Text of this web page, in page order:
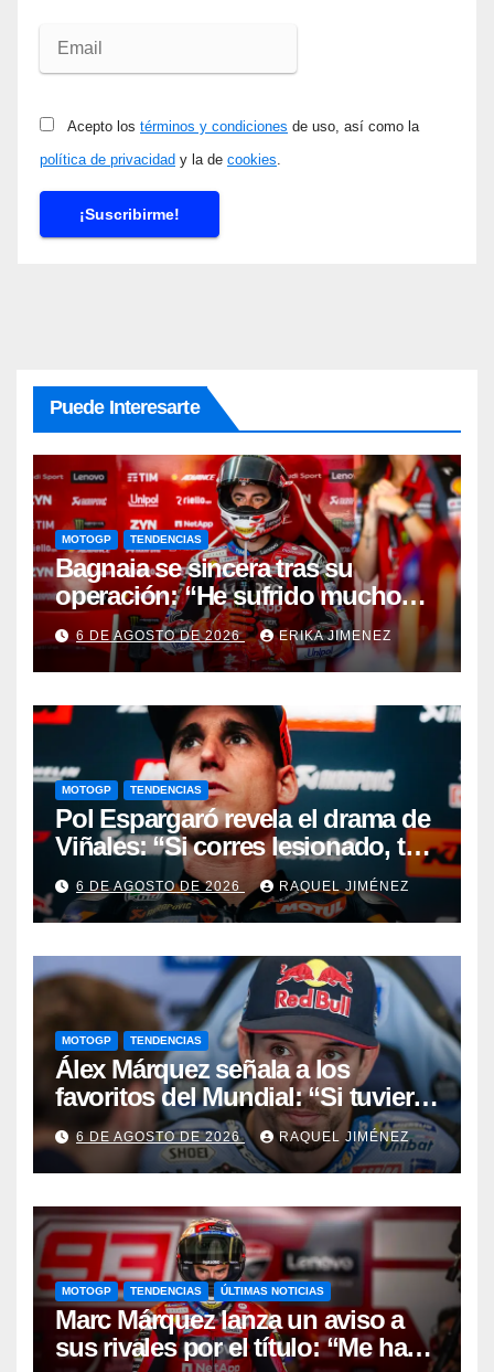
Acepto los términos y condiciones de uso, así como la
política de privacidad y la de cookies
Puede Interesarte
MOTOGP TENDENCIAS
Bagnaia se sincera tras su
operación: “He sufrido mucho
durante el último año y medio”
6 DE AGOSTO DE 2026 ERIKA JIMENEZ
MOTOGP TENDENCIAS
Pol Espargaró revela el drama de
Viñales: “Si corres lesionado, te
juzgan; si no corres,
desapareces”
6 DE AGOSTO DE 2026 RAQUEL JIMÉNEZ
MOTOGP TENDENCIAS
Álex Márquez señala a los
favoritos del Mundial: “Si tuviera
que apostar mi dinero, ya sabéis
por quién sería”
6 DE AGOSTO DE 2026 RAQUEL JIMÉNEZ
MOTOGP TENDENCIAS ÚLTIMAS NOTICIAS
Marc Márquez lanza un aviso a
sus rivales por el título: “Me han